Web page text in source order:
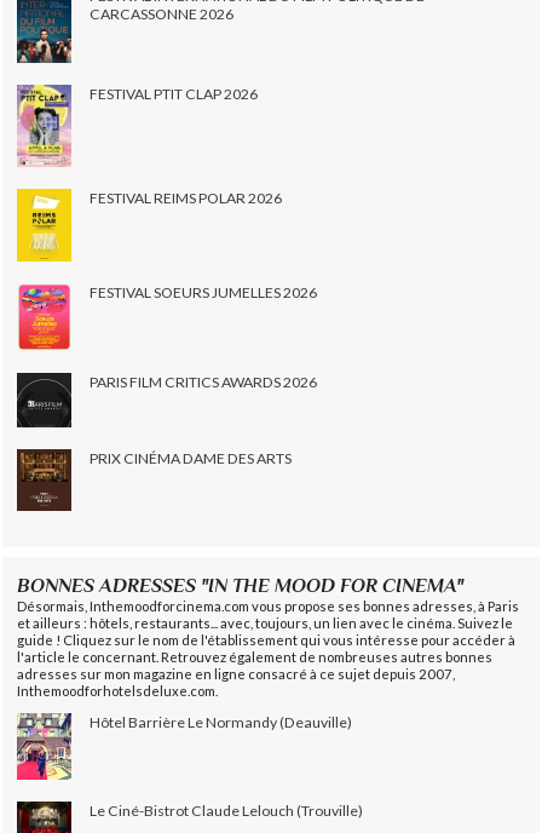
CARCASSONNE 2026
FESTIVAL PTIT CLAP 2026
FESTIVAL REIMS POLAR 2026
FESTIVAL SOEURS JUMELLES 2026
PARIS FILM CRITICS AWARDS 2026
PRIX CINÉMA DAME DES ARTS
BONNES ADRESSES "IN THE MOOD FOR CINEMA"
Désormais, Inthemoodforcinema.com vous propose ses bonnes adresses, à Paris
et ailleurs : hôtels, restaurants... avec, toujours, un lien avec le cinéma. Suivez le
guide ! Cliquez sur le nom de l'établissement qui vous intéresse pour accéder à
l'article le concernant. Retrouvez également de nombreuses autres bonnes
adresses sur mon magazine en ligne consacré à ce sujet depuis 2007,
Inthemoodforhotelsdeluxe.com.
Hôtel Barrière Le Normandy (Deauville)
Le Ciné-Bistrot Claude Lelouch (Trouville)